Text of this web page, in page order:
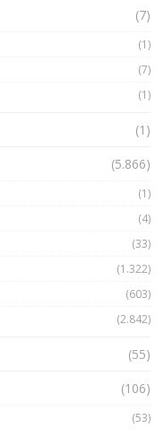
– Trò đùa tỷ đô
(7)
(1)
(7)
(1)
(1)
(5.866)
(1)
(4)
(33)
(1.322)
(603)
(2.842)
(55)
(106)
(53)